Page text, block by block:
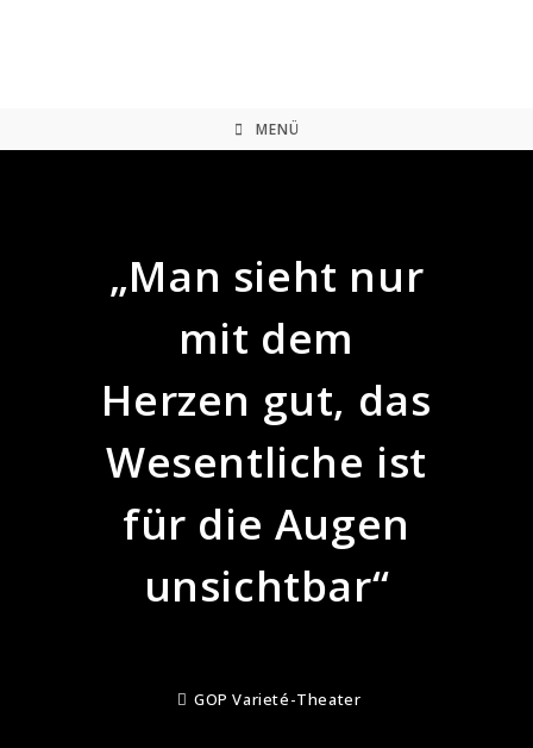
MENÜ
„Man sieht nur
mit dem
Herzen gut, das
Wesentliche ist
für die Augen
unsichtbar“
GOP Varieté-Theater